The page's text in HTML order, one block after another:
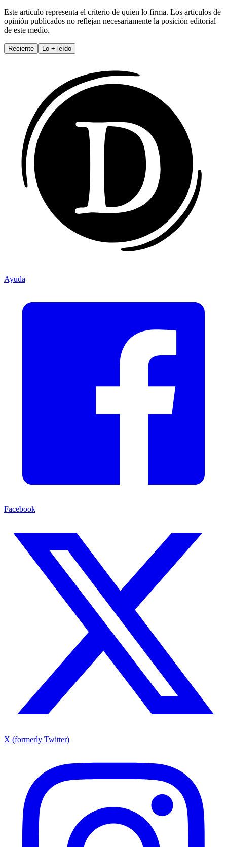
Este artículo representa el criterio de quien lo firma. Los artículos de
opinión publicados no reflejan necesariamente la posición editorial
de este medio.
Reciente Lo + leído
Ayuda
Facebook
X (formerly Twitter)